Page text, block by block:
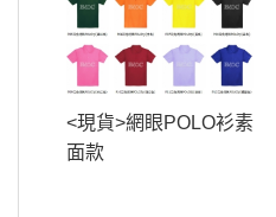
<現貨>網眼POLO衫素
面款